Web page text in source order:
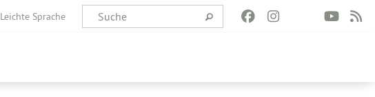
Leichte Sprache